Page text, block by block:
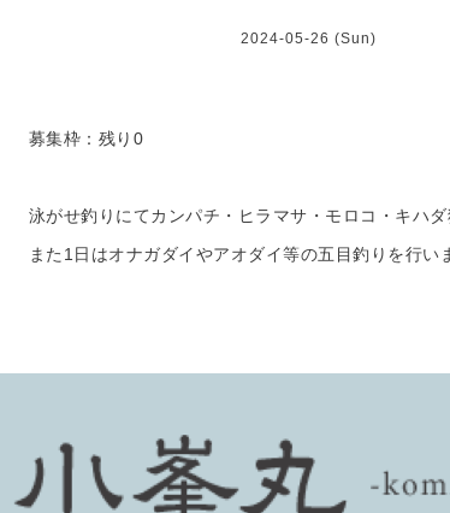
2024-05-26 (Sun)
募集枠：残り0
泳がせ釣りにてカンパチ・ヒラマサ・モロコ・キハダ
また1日はオナガダイやアオダイ等の五目釣りを行い